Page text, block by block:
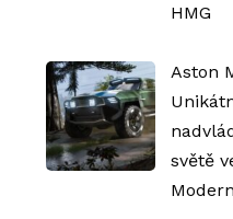
HMG
Aston
světě